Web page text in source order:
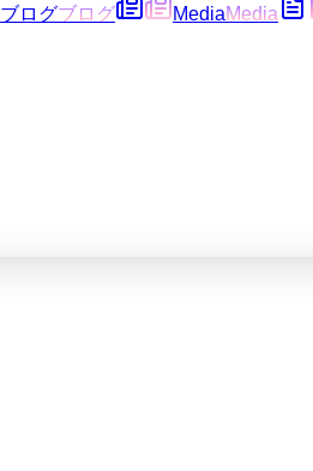
ブログブログ MediaMedia